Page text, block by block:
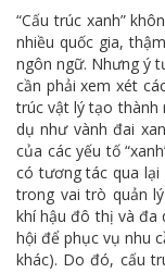
“Cấu trúc xanh”
nhiều quốc gia,
ngôn ngữ. Nhưng ý
cần phải xem xét
trúc vật lý tạo thành
dụ như vành đai
của các yếu tố
có tương tác qua
trong vai trò quản
khí hậu đô thị và đa
hội để phục vụ nhu
khác). Do đó, cấu